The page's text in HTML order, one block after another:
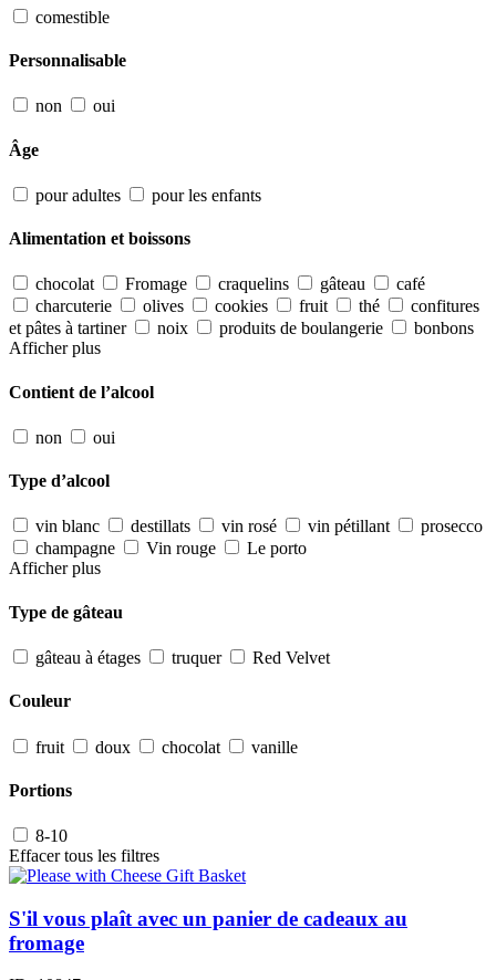
comestible
Personnalisable
non oui
Âge
pour adultes pour les enfants
Alimentation et boissons
chocolat Fromage craquelins gâteau
café
charcuterie
olives cookies fruit thé
confitures
et pâtes à tartiner
noix produits de boulangerie
bonbons
Afficher plus
Contient de l’alcool
non oui
Type d’alcool
vin blanc destillats vin rosé vin pétillant
prosecco
champagne
Vin rouge
Le porto
Afficher plus
Type de gâteau
gâteau à étages truquer Red Velvet
Couleur
fruit doux chocolat vanille
Portions
8-10
Effacer tous les filtres
S'il vous plaît avec un panier de cadeaux au
fromage